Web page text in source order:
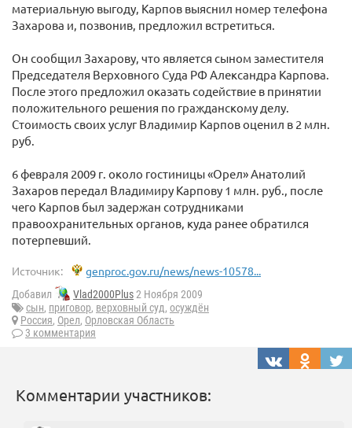
материальную выгоду, Карпов выяснил номер телефона
Захарова и, позвонив, предложил встретиться.
Он сообщил Захарову, что является сыном заместителя
Председателя Верховного Суда РФ Александра Карпова.
После этого предложил оказать содействие в принятии
положительного решения по гражданскому делу.
Стоимость своих услуг Владимир Карпов оценил в 2 млн.
руб.
6 февраля 2009 г. около гостиницы «Орел» Анатолий
Захаров передал Владимиру Карпову 1 млн. руб., после
чего Карпов был задержан сотрудниками
правоохранительных органов, куда ранее обратился
потерпевший.
Источник: genproc.gov.ru/news/news-10578...
Добавил Vlad2000Plus2 Ноября 2009
сын, приговор, верховный суд, осуждён
Россия, Орел, Орловская Область
3 комментария
Комментарии участников: